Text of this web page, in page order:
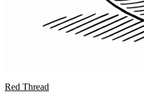
Red Thread